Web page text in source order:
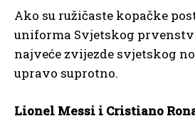
Ako su ružičaste kopačke
uniforma Svjetskog
najveće zvijezde svjetskog
upravo suprotno.
Lionel Messi i Cristiano